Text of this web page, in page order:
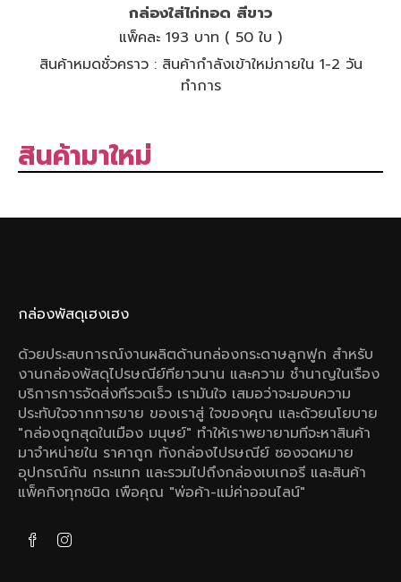
กล่องใส่ไก่ทอด สีขาว
แพ็คละ 193 บาท ( 50 ใบ )
สินค้าหมดชั่วคราว : สินค้ากำลังเข้าใหม่ภายใน 1-2 วัน
ทำการ
สินค้ามาใหม่
กล่องพัสดุเฮงเฮง
ด้วยประสบการณ์งานผลิตด้านกล่องกระดาษลูกฟูก สําหรับ
งานกล่องพัสดุไปรษณีย์ทียาวนาน และความ ชํานาญในเรือง
บริการการจัดส่งทีรวดเร็ว เรามันใจ เสมอว่าจะมอบความ
ประทับใจจากการขาย ของเราสู่ ใจของคุณ และด้วยนโยบาย
"กล่องถูกสุดในเมือง มนุษย์" ทําให้เราพยายามทีจะหาสินค้า
มาจําหน่ายใน ราคาถูก ทังกล่องไปรษณีย์ ซองจดหมาย
อุปกรณ์กัน กระแทก และรวมไปถึงกล่องเบเกอรี และสินค้า
แพ็คกิงทุกชนิด เพือคุณ "พ่อค้า-แม่ค่าออนไลน์"